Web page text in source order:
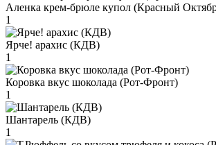
Аленка крем-брюле купол (Красный
1
Ярче! арахис (КДВ)
1
Коровка вкус шоколада (Рот-Фронт)
1
Шантарель (КДВ)
1